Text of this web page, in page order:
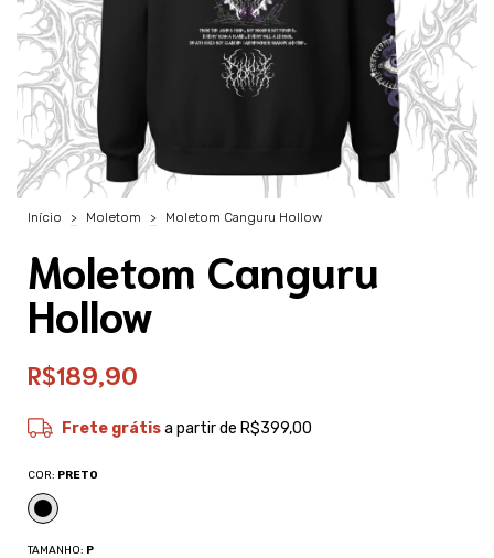
Início > Moletom > Moletom Canguru Hollow
Moletom Canguru
Hollow
R$189,90
Frete grátisa partir de R$399,00
COR: PRETO
TAMANHO: P